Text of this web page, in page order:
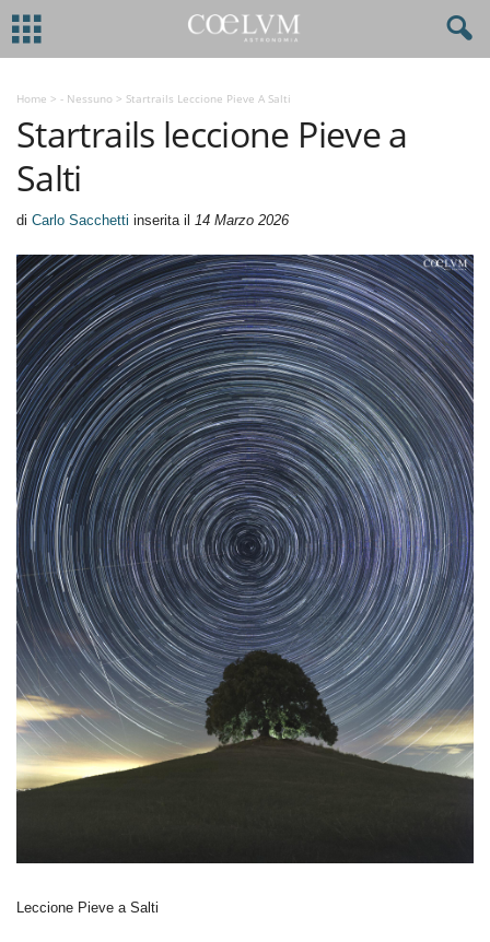
Home > - Nessuno > Startrails Leccione Pieve A Salti
Startrails leccione Pieve a
Salti
di Carlo Sacchetti inserita il 14 Marzo 2026
Leccione Pieve a Salti